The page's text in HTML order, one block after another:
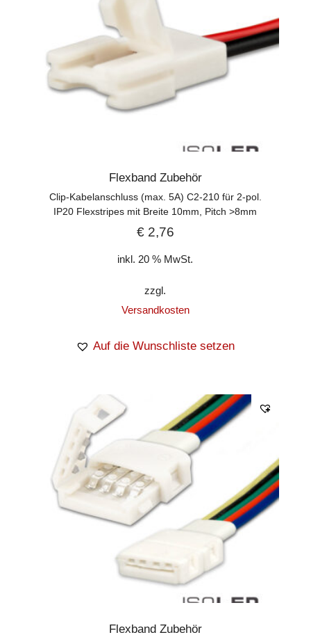
Flexband Zubehör
Clip-Kabelanschluss (max. 5A) C2-210 für 2-pol.
IP20 Flexstripes mit Breite 10mm, Pitch >8mm
€2,76
inkl. 20 % MwSt.
zzgl.
Versandkosten
Auf die Wunschliste setzen
Flexband Zubehör